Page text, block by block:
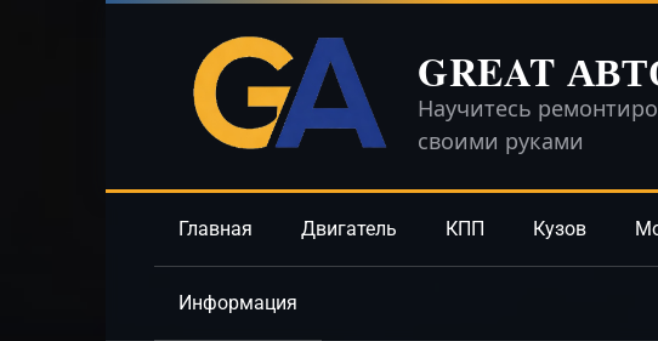
GREAT
Научитесь
своими руками
Главная Двигатель КПП Кузов
Информация